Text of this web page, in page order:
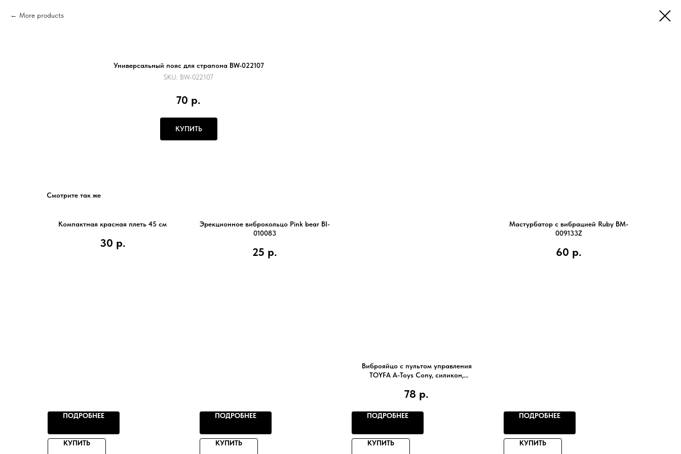
More products
Универсальный пояс для страпона BW-022107
SKU: BW-022107
70 р.
КУПИТЬ
Смотрите так же
Компактная красная плеть 45 см
30 р.
ПОДРОБНЕЕ
КУПИТЬ
Эрекционное виброкольцо Pink bear BI-
010083
25 р.
ПОДРОБНЕЕ
КУПИТЬ
Виброяйцо с пультом управления
TOYFA A-Toys Cony, силикон,
78 р.
ПОДРОБНЕЕ
КУПИТЬ
Мастурбатор с вибрацией Ruby BM-
009133Z
60 р.
ПОДРОБНЕЕ
КУПИТЬ